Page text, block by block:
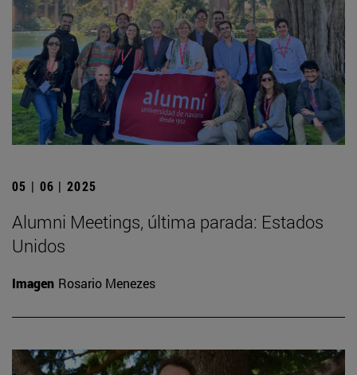
05 | 06 | 2025
Alumni Meetings, última parada: Estados
Unidos
Imagen Rosario Menezes